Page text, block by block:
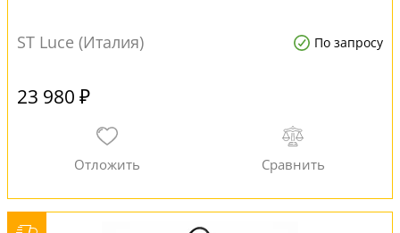
ST Luce (Италия) По запросу
23 980 ₽